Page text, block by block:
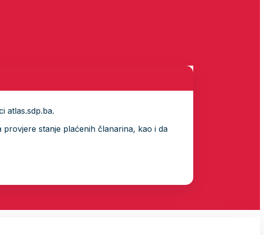
atlas.sdp.ba.
stanje plaćenih članarina, kao i da